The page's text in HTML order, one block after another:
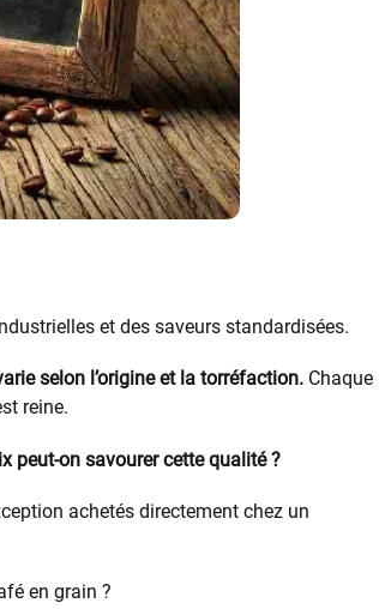
et des saveurs standardisées.
selon l’origine et la torréfaction. Chaque
reine.
peut-on savourer cette qualité ?
achetés directement chez un
en grain ?